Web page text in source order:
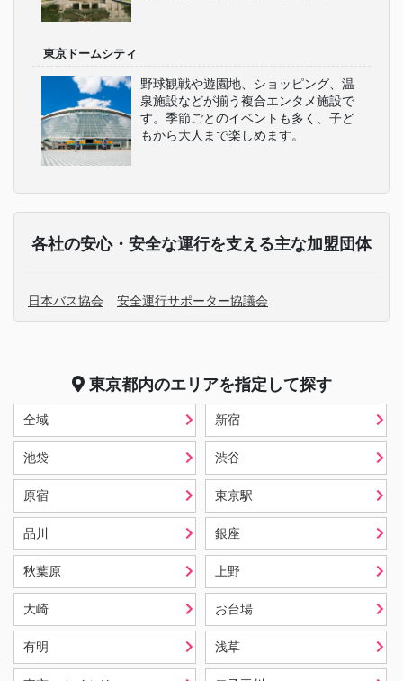
東京ドームシティ
野球観戦や遊園地、ショッピング、温
泉施設などが揃う複合エンタメ施設で
す。季節ごとのイベントも多く、子ど
もから大人まで楽しめます。
各社の安心・安全な運行を支える主な加盟団体
日本バス協会 安全運行サポーター協議会
東京都内のエリアを指定して探す
全域 新宿
池袋 渋谷
原宿 東京駅
品川 銀座
秋葉原 上野
大崎 お台場
有明 浅草